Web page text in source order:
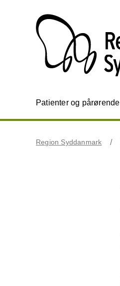
Patienter og pårørende
Region Syddanmark